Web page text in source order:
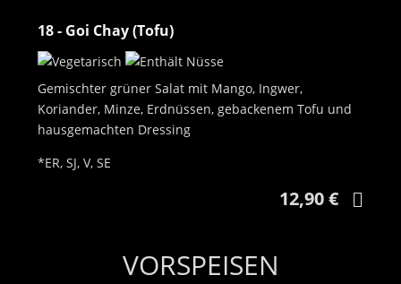
18 - Goi Chay (Tofu)
Gemischter grüner Salat mit Mango, Ingwer,
Koriander, Minze, Erdnüssen, gebackenem Tofu und
hausgemachten Dressing
*ER, SJ, V, SE
12,90 €
VORSPEISEN